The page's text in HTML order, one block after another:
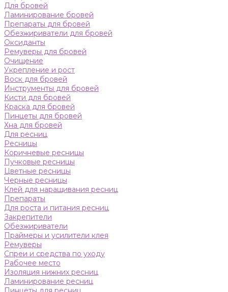
Для бровей
Ламинирование бровей
Препараты для бровей
Обезжириватели для бровей
Оксиданты
Ремуверы для бровей
Очищение
Укрепление и рост
Воск для бровей
Инструменты для бровей
Кисти для бровей
Краска для бровей
Пинцеты для бровей
Хна для бровей
Для ресниц
Ресницы
Коричневые ресницы
Пучковые ресницы
Цветные ресницы
Черные ресницы
Клей для наращивания ресниц
Препараты
Для роста и питания ресниц
Закрепители
Обезжириватели
Праймеры и усилители клея
Ремуверы
Спреи и средства по уходу
Рабочее место
Изоляция нижних ресниц
Ламинирование ресниц